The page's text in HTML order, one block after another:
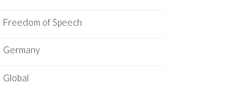
Freedom of Speech
Germany
Global